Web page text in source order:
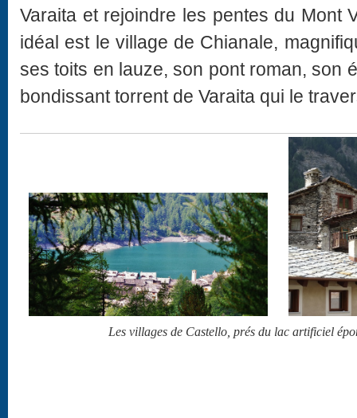
Varaita et rejoindre les pentes du Mont
idéal est le village de Chianale,
ses toits en lauze, son pont roman, son
bondissant torrent de Varaita qui le
Les villages de Castello, prés du lac artificiel